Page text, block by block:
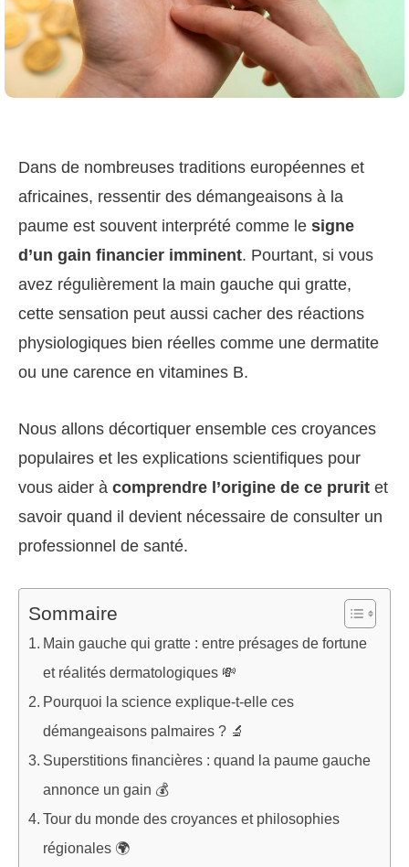
Dans de nombreuses traditions européennes et
africaines, ressentir des démangeaisons à la
paume est souvent interprété comme le signe
d’un gain financier imminent. Pourtant, si vous
avez régulièrement la main gauche qui gratte,
cette sensation peut aussi cacher des réactions
physiologiques bien réelles comme une dermatite
ou une carence en vitamines B.
Nous allons décortiquer ensemble ces croyances
populaires et les explications scientifiques pour
vous aider à comprendre l’origine de ce prurit et
savoir quand il devient nécessaire de consulter un
professionnel de santé.
Sommaire
Main gauche qui gratte : entre présages de fortune
et réalités dermatologiques 💸
Pourquoi la science explique-t-elle ces
démangeaisons palmaires ? 🔬
Superstitions financières : quand la paume gauche
annonce un gain 💰
Tour du monde des croyances et philosophies
régionales 🌍